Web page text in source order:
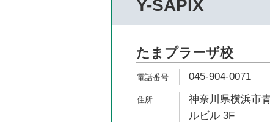
Y-SAPIX
たまプラーザ校
045-904-0071
神奈川県横浜市
ルビル 3F